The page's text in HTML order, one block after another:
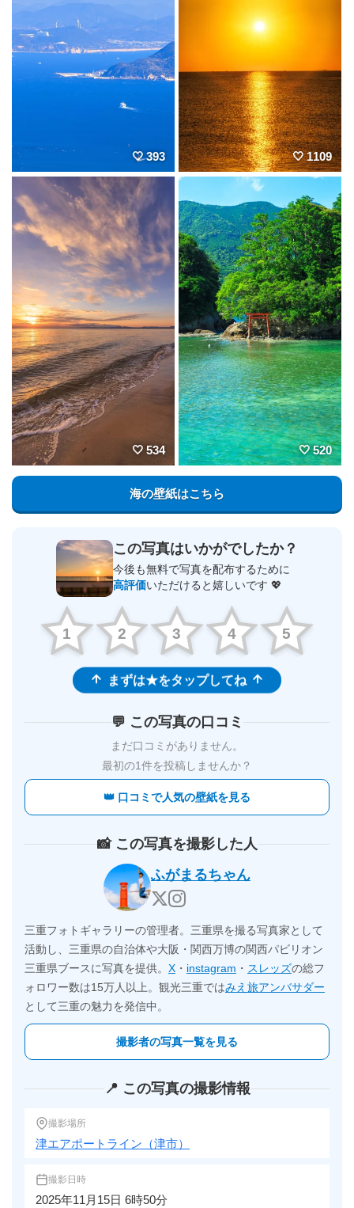
393 1109
534 520
海の壁紙はこちら
この写真はいかがでしたか？
今後も無料で写真を配布するために
高評価いただけると嬉しいです 💖
1 2 3 4 5
まずは★をタップしてね
💬 この写真の口コミ
まだ口コミがありません。
最初の1件を投稿しませんか？
👑 口コミで人気の壁紙を見る
📸 この写真を撮影した人
ふがまるちゃん
三重フォトギャラリーの管理者。三重県を撮る写真家として
活動し、三重県の自治体や大阪・関西万博の関西パビリオン
三重県ブースに写真を提供。 X ・ instagram ・ スレッズの総フ
ォロワー数は15万人以上。観光三重ではみえ旅アンバサダー
として三重の魅力を発信中。
撮影者の写真一覧を見る
📍 この写真の撮影情報
撮影場所
津エアポートライン（津市）
撮影日時
2025年11月15日 6時50分